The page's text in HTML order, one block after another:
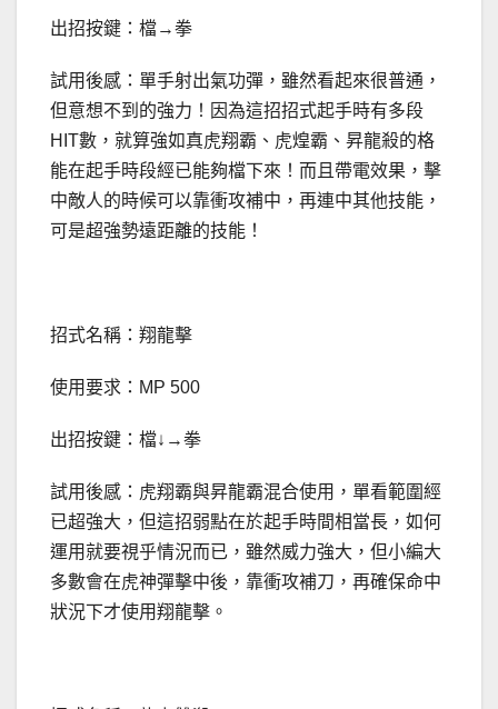
出招按鍵：檔→拳
試用後感：單手射出氣功彈，雖然看起來很普通，
但意想不到的強力！因為這招招式起手時有多段
HIT數，就算強如真虎翔霸、虎煌霸、昇龍殺的格
能在起手時段經已能夠檔下來！而且帶電效果，擊
中敵人的時候可以靠衝攻補中，再連中其他技能，
可是超強勢遠距離的技能！
招式名稱：翔龍擊
使用要求：MP 500
出招按鍵：檔↓→拳
試用後感：虎翔霸與昇龍霸混合使用，單看範圍經
已超強大，但這招弱點在於起手時間相當長，如何
運用就要視乎情況而已，雖然威力強大，但小編大
多數會在虎神彈擊中後，靠衝攻補刀，再確保命中
狀況下才使用翔龍擊。